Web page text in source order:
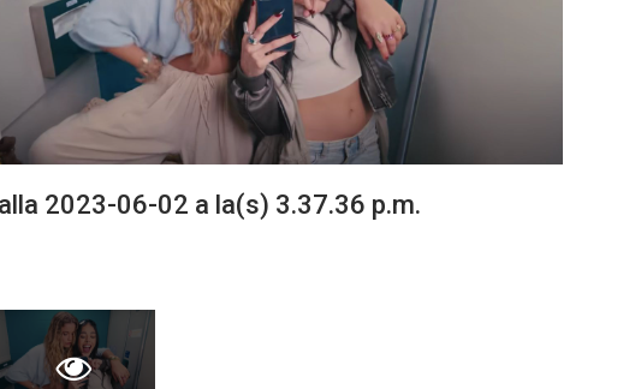
2023-06-02 a la(s) 3.37.36 p.m.